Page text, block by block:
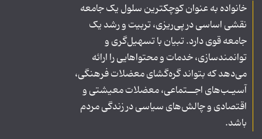
خانواده به عنوان کوچکترین سلول یک جامعه
نقشی اساسی در پی‌ریزی، تربیت و رشد یک
جامعه قوی دارد. تبیان با تسهیل‌گری و
توانمندسازی، خدمات و محتواهایی را ارائه
می‌دهد که بتواند گره‌گشای معضلات فرهنگی،
آسیـب‌های اجــتماعی، معضلات معیشتی و
اقتصادی و چالش‌های سیاسی در زندگی مردم
باشد.